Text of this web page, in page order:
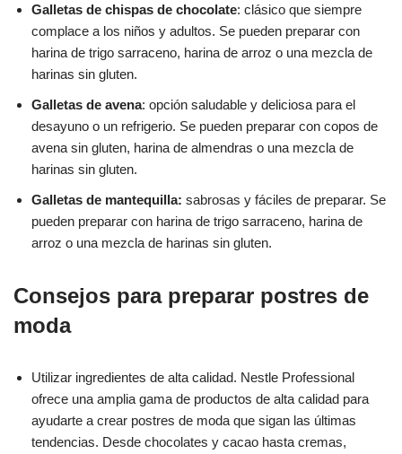
Galletas de chispas de chocolate: clásico que siempre
complace a los niños y adultos. Se pueden preparar con
harina de trigo sarraceno, harina de arroz o una mezcla de
harinas sin gluten.
Galletas de avena: opción saludable y deliciosa para el
desayuno o un refrigerio. Se pueden preparar con copos de
avena sin gluten, harina de almendras o una mezcla de
harinas sin gluten.
Galletas de mantequilla: sabrosas y fáciles de preparar. Se
pueden preparar con harina de trigo sarraceno, harina de
arroz o una mezcla de harinas sin gluten.
Consejos para preparar postres de
moda
Utilizar ingredientes de alta calidad. Nestle Professional
ofrece una amplia gama de productos de alta calidad para
ayudarte a crear postres de moda que sigan las últimas
tendencias. Desde chocolates y cacao hasta cremas,